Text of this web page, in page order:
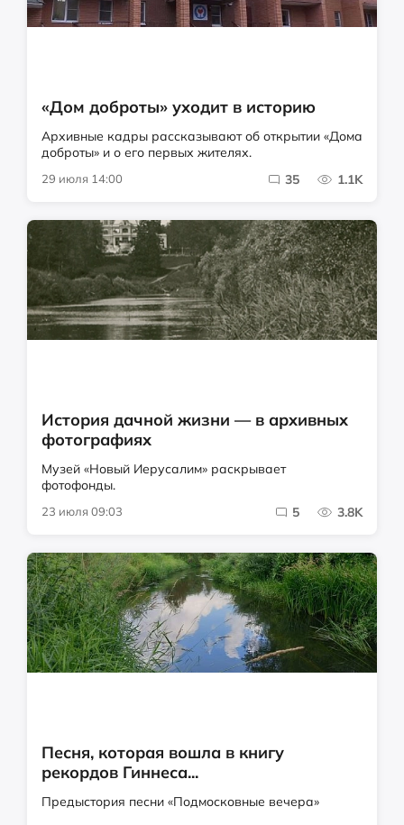
«Дом доброты» уходит в историю
Архивные кадры рассказывают об открытии «Дома
доброты» и о его первых жителях.
29 июля 14:00 35 1.1K
История дачной жизни — в архивных
фотографиях
Музей «Новый Иерусалим» раскрывает
фотофонды.
23 июля 09:03 5 3.8K
Песня, которая вошла в книгу
рекордов Гиннеса...
Предыстория песни «Подмосковные вечера»